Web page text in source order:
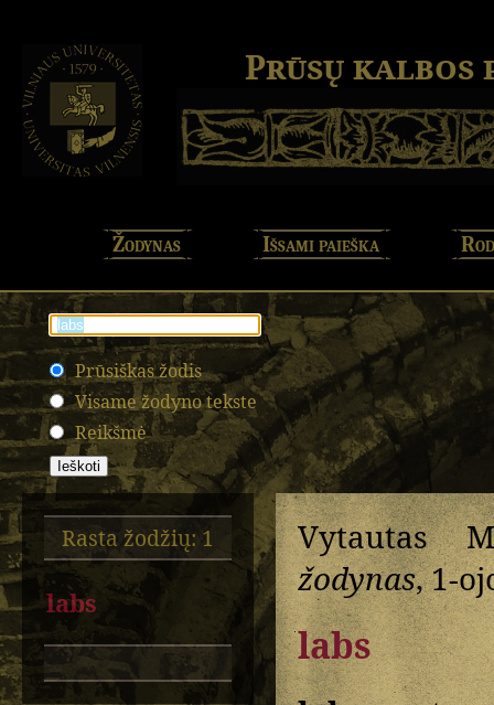
Prūsų kalbos
Žodynas Išsami paieška
Prūsiškas žodis
Visame žodyno tekste
Reikšmė
Rasta žodžių: 1
labs
Vytautas
žodynas, 1-
labs